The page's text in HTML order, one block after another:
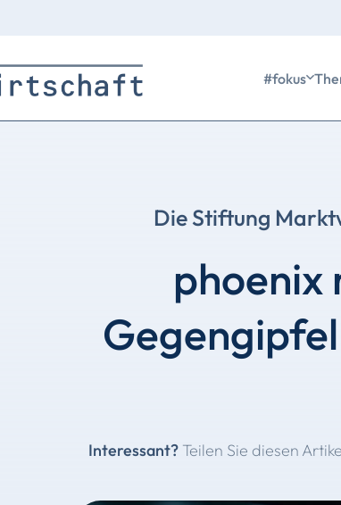
#fokus
Die Stiftung
phoenix
Interessant?Teilen Sie diesen